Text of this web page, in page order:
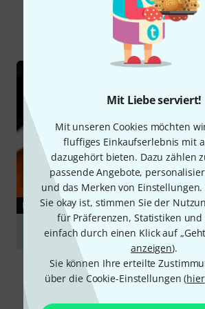
Mit Liebe serviert!
Mit unseren Cookies möchten
fluffiges Einkaufserlebnis mit
dazugehört bieten. Dazu zählen
passende Angebote,
und das Merken von
Sie okay ist, stimmen Sie der
für Präferenzen, Statistiken
einfach durch einen Klick auf
anzeigen).
Sie können Ihre erteilte
über die Cookie-Einstellungen (hier
Alle Ratgeber
RATGEBER
Kontrabässe